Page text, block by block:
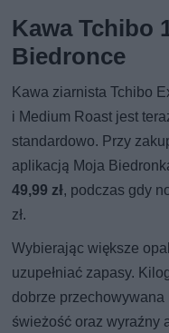
Kawa Tchibo
Biedronce
Kawa ziarnista Tchibo
i Medium Roast jest
standardowo. Przy
aplikacją Moja
49,99 zł, podczas gdy
zł.
Wybierając większe
uzupełniać zapasy.
dobrze
świeżość oraz wyraźny